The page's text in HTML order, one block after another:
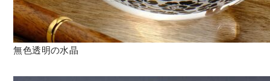
無色透明の水晶